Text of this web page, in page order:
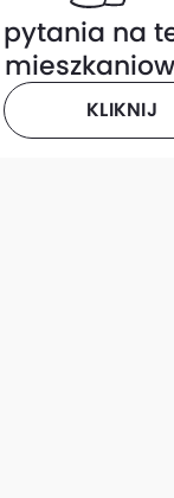
pytania na
KLIKNIJ